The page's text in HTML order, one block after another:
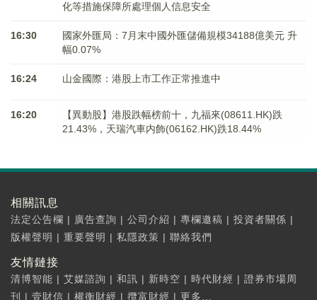
化等措施保障所處理個人信息安全
16:30
國家外匯局：7月末中國外匯儲備規模34188億美元 升
幅0.07%
16:24 山金國際：港股上市工作正常推進中
16:20
【異動股】港股跌幅榜前十，九福來(08611.HK)跌
21.43%，天瑞汽車内飾(06162.HK)跌18.44%
相關訊息
法定公告欄 | 廣告查詢 | 公司介紹 | 專欄邀稿 | 投資者關係 |
版權聲明 | 重要聲明 | 私隱政策 | 聯絡我們
友情鏈接
清博智能 | 艾媒諮詢 | 和訊 | 新時空 | 時代財經 | 證券市場周
刊
| 壹財信 | 權衡財經 | 攬富財經 | 更多...